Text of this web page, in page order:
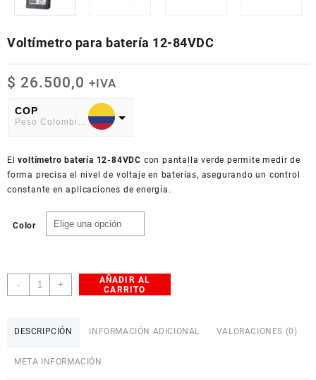
Voltímetro para batería 12-84VDC
$ 26.500,0 +IVA
COP
Peso Colombiano
American Dollar
Elvoltímetro batería 12-84VDC con pantalla verde permite medir de
forma precisa el nivel de voltaje en baterías, asegurando un control
constante en aplicaciones de energía.
Color
-
Voltímetro
para
+
AÑADIR AL
CARRITO
DESCRIPCIÓN INFORMACIÓN ADICIONAL VALORACIONES (0)
META INFORMACIÓN